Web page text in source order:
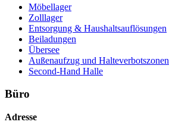
Möbellager
Zolllager
Entsorgung & Haushaltsauflösungen
Beiladungen
Übersee
Außenaufzug und Halteverbotszonen
Second-Hand Halle
Büro
Adresse